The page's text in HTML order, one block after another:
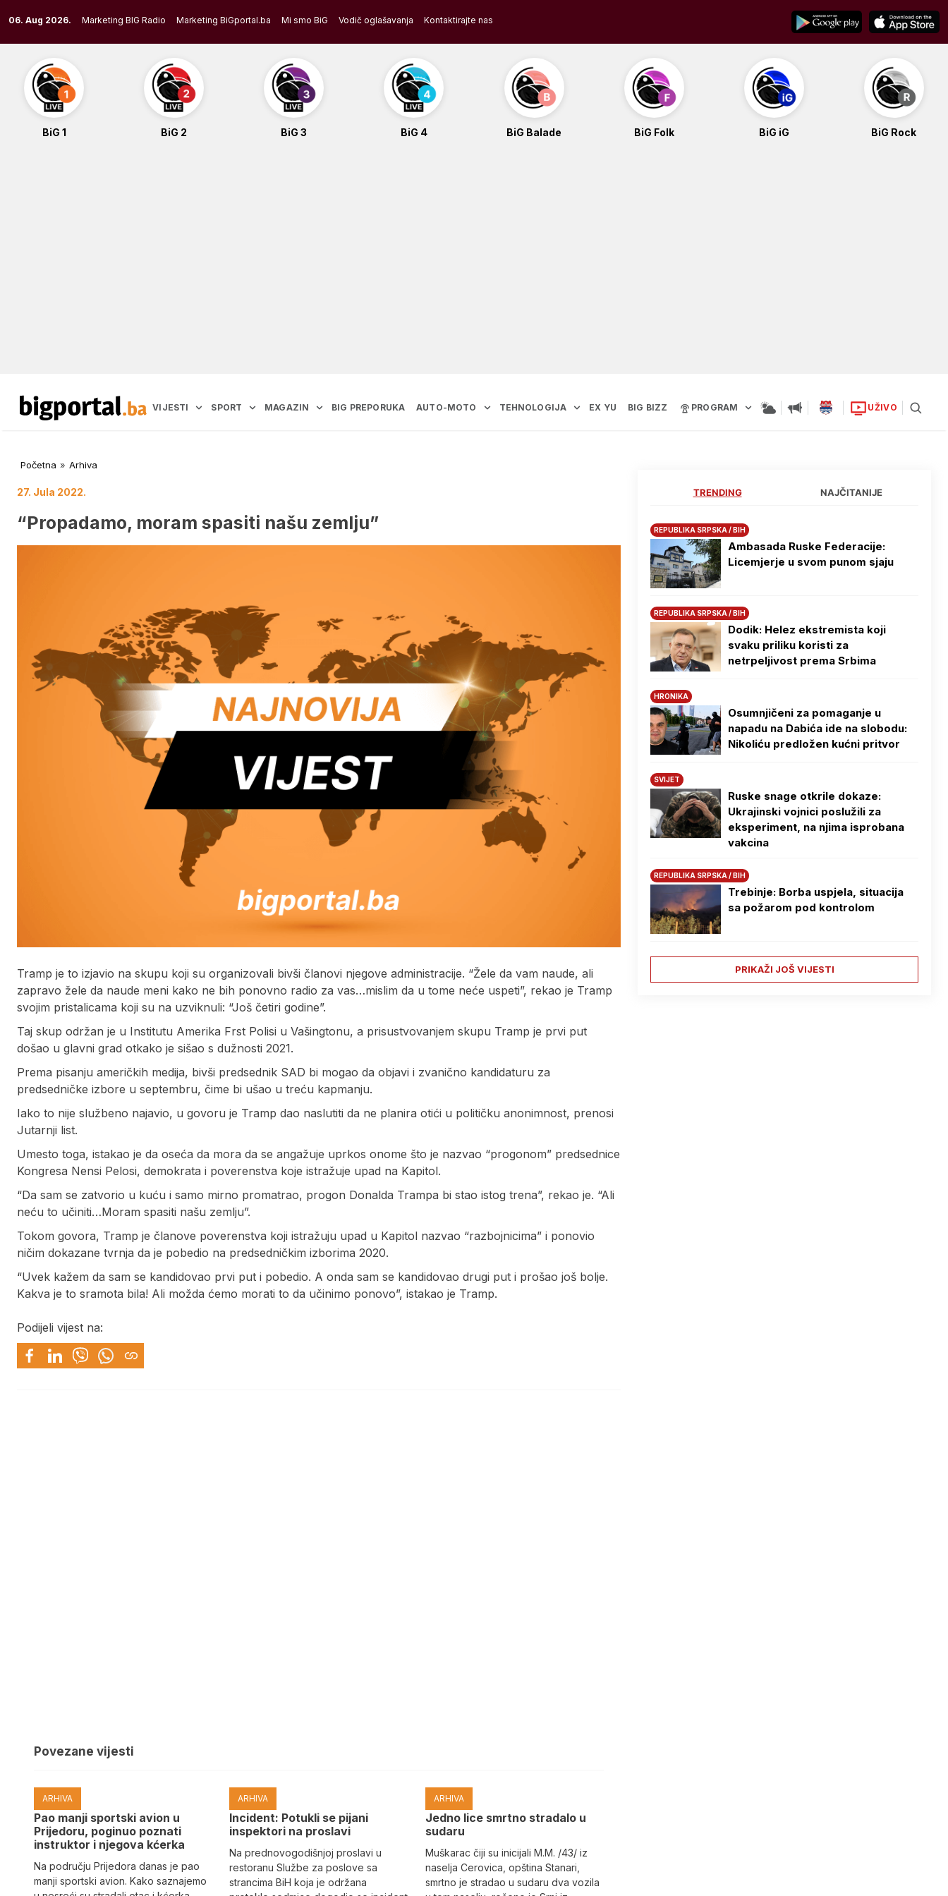
to
content
06. Aug 2026. Marketing BIG Radio Marketing BiGportal.ba Mi smo BiG Vodič oglašavanja Kontaktirajte nas
BiG 1 BiG 2 BiG 3 BiG 4 BiG Balade BiG Folk BiG iG BiG Rock
VIJESTI SPORT MAGAZIN BIG PREPORUKA AUTO-MOTO TEHNOLOGIJA EX YU BIG BIZZ PROGRAM UŽIVO
Početna » Arhiva
27. Jula 2022.
“Propadamo, moram spasiti našu zemlju”
Tramp je to izjavio na skupu koji su organizovali bivši članovi njegove administracije. “Žele da vam naude, ali
zapravo žele da naude meni kako ne bih ponovno radio za vas…mislim da u tome neće uspeti”, rekao je Tramp
svojim pristalicama koji su na uzviknuli: “Još četiri godine”.
Taj skup održan je u Institutu Amerika Frst Polisi u Vašingtonu, a prisustvovanjem skupu Tramp je prvi put
došao u glavni grad otkako je sišao s dužnosti 2021.
Prema pisanju američkih medija, bivši predsednik SAD bi mogao da objavi i zvanično kandidaturu za
predsedničke izbore u septembru, čime bi ušao u treću kapmanju.
Iako to nije službeno najavio, u govoru je Tramp dao naslutiti da ne planira otići u političku anonimnost, prenosi
Jutarnji list.
Umesto toga, istakao je da oseća da mora da se angažuje uprkos onome što je nazvao “progonom” predsednice
Kongresa Nensi Pelosi, demokrata i poverenstva koje istražuje upad na Kapitol.
“Da sam se zatvorio u kuću i samo mirno promatrao, progon Donalda Trampa bi stao istog trena”, rekao je. “Ali
neću to učiniti…Moram spasiti našu zemlju”.
Tokom govora, Tramp je članove poverenstva koji istražuju upad u Kapitol nazvao “razbojnicima” i ponovio
ničim dokazane tvrnja da je pobedio na predsedničkim izborima 2020.
“Uvek kažem da sam se kandidovao prvi put i pobedio. A onda sam se kandidovao drugi put i prošao još bolje.
Kakva je to sramota bila! Ali možda ćemo morati to da učinimo ponovo”, istakao je Tramp.
Podijeli vijest na:
Povezane vijesti
ARHIVA
Pao manji sportski avion u
Prijedoru, poginuo poznati
instruktor i njegova kćerka
Na području Prijedora danas je pao
manji sportski avion. Kako saznajemo
ARHIVA
Incident: Potukli se pijani
inspektori na proslavi
Na prednovogodišnjoj proslavi u
restoranu Službe za poslove sa
strancima BiH koja je održana
ARHIVA
Јedno lice smrtno stradalo u
sudaru
Muškarac čiji su inicijali M.M. /43/ iz
naselja Cerovica, opština Stanari,
smrtno je stradao u sudaru dva vozila
TRENDING NAJČITANIJE
REPUBLIKA SRPSKA / BIH
Ambasada Ruske Federacije:
Licemjerje u svom punom sjaju
REPUBLIKA SRPSKA / BIH
Dodik: Helez ekstremista koji
svaku priliku koristi za
netrpeljivost prema Srbima
HRONIKA
Osumnjičeni za pomaganje u
napadu na Dabića ide na slobodu:
Nikoliću predložen kućni pritvor
SVIJET
Ruske snage otkrile dokaze:
Ukrajinski vojnici poslužili za
eksperiment, na njima isprobana
vakcina
REPUBLIKA SRPSKA / BIH
Trebinje: Borba uspjela, situacija
sa požarom pod kontrolom
PRIKAŽI JOŠ VIJESTI